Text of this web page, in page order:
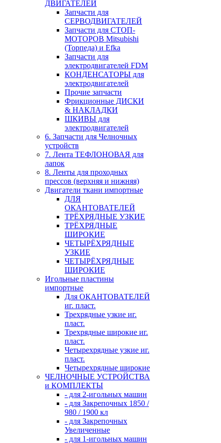
ДВИГАТЕЛЕЙ
Запчасти для
СЕРВОДВИГАТЕЛЕЙ
Запчасти для СТОП-
МОТОРОВ Mitsubishi
(Торпеда) и Efka
Запчасти для
электродвигателей FDM
КОНДЕНСАТОРЫ для
электродвигателей
Прочие запчасти
Фрикционные ДИСКИ
& НАКЛАДКИ
ШКИВЫ для
электродвигателей
6. Запчасти для Челночных
устройств
7. Лента ТЕФЛОНОВАЯ для
лапок
8. Ленты для проходных
прессов (верхняя и нижняя)
Двигатели ткани импортные
ДЛЯ
ОКАНТОВАТЕЛЕЙ
ТРЁХРЯДНЫЕ УЗКИЕ
ТРЁХРЯДНЫЕ
ШИРОКИЕ
ЧЕТЫРЁХРЯДНЫЕ
УЗКИЕ
ЧЕТЫРЁХРЯДНЫЕ
ШИРОКИЕ
Игольные пластины
импортные
Для ОКАНТОВАТЕЛЕЙ
иг. пласт.
Трехрядные узкие иг.
пласт.
Трехрядные широкие иг.
пласт.
Четырехрядные узкие иг.
пласт.
Четырехрядные широкие
ЧЕЛНОЧНЫЕ УСТРОЙСТВА
и КОМПЛЕКТЫ
- для 2-игольных машин
- для Закрепочных 1850 /
980 / 1900 кл
- для Закрепочных
Увеличенные
- для 1-игольных машин